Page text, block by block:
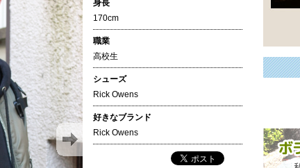
身長
170cm
職業
高校生
シューズ
Rick Owens
好きなブランド
Rick Owens